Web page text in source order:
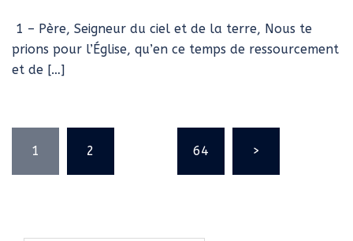
1 – Père, Seigneur du ciel et de la terre, Nous te
prions pour l’Église, qu’en ce temps de ressourcement
et de […]
des
publications
1 2 64 >